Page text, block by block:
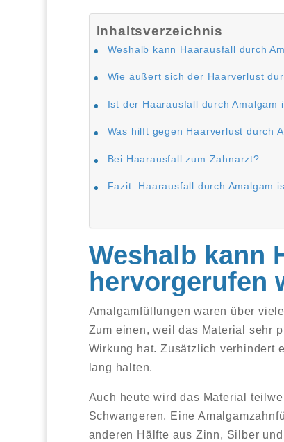
Inhaltsverzeichnis
Weshalb kann Haarausfall durch
Wie äußert sich der Haarverlust
Ist der Haarausfall durch Amalgam
Was hilft gegen Haarverlust durch
Bei Haarausfall zum Zahnarzt?
Fazit: Haarausfall durch Amalgam
Weshalb kann
hervorgerufen
Amalgamfüllungen waren über
Zum einen, weil das Material sehr
Wirkung hat. Zusätzlich verhindert
lang halten.
Auch heute wird das Material
Schwangeren. Eine
anderen Hälfte aus Zinn, Silber und